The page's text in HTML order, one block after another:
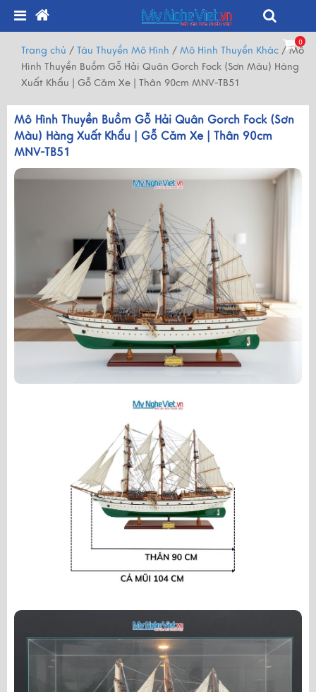
0
Trang chủ / Tàu Thuyền Mô Hình / Mô Hình Thuyền Khác /Mô
Hình Thuyền Buồm Gỗ Hải Quân Gorch Fock (Sơn Màu) Hàng
Xuất Khẩu | Gỗ Căm Xe | Thân 90cm MNV-TB51
Mô Hình Thuyền Buồm Gỗ Hải Quân Gorch Fock (Sơn
Màu) Hàng Xuất Khẩu | Gỗ Căm Xe | Thân 90cm
MNV-TB51